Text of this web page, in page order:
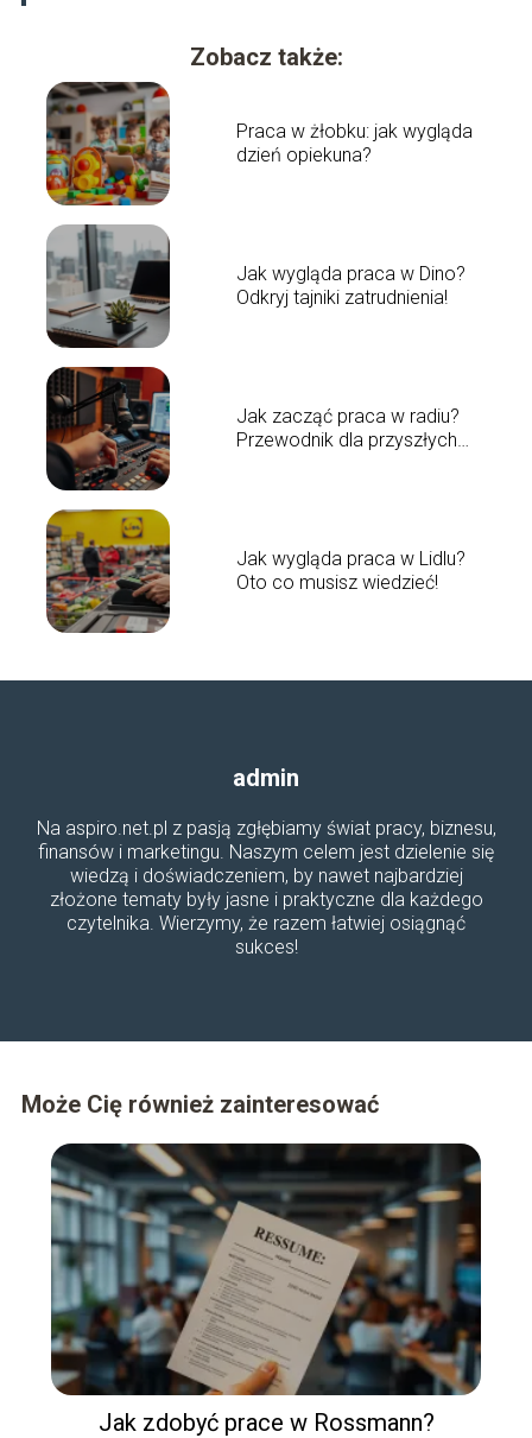
Zobacz także:
Praca w żłobku: jak wygląda
dzień opiekuna?
Jak wygląda praca w Dino?
Odkryj tajniki zatrudnienia!
Jak zacząć praca w radiu?
Przewodnik dla przyszłych
Jak wygląda praca w Lidlu?
Oto co musisz wiedzieć!
admin
Na aspiro.net.pl z pasją zgłębiamy świat pracy, biznesu,
finansów i marketingu. Naszym celem jest dzielenie się
wiedzą i doświadczeniem, by nawet najbardziej
złożone tematy były jasne i praktyczne dla każdego
czytelnika. Wierzymy, że razem łatwiej osiągnąć
sukces!
Może Cię również zainteresować
Jak zdobyć prace w Rossmann?